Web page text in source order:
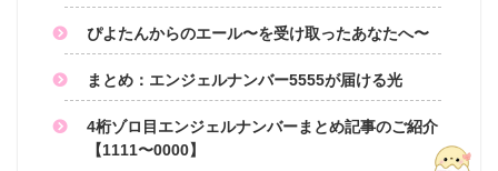
ぴよたんからのエール〜を受け取ったあなたへ〜
まとめ：エンジェルナンバー5555が届ける光
4桁ゾロ目エンジェルナンバーまとめ記事のご紹介
【1111〜0000】